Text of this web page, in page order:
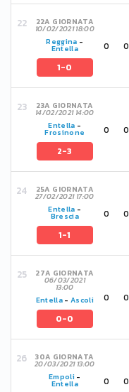
22A GIORNATA
10/02/2021 18:00
Reggina -
Entella
1-0
0 0
23A GIORNATA
14/02/2021 14:00
Entella -
Frosinone
2-3
0 0
25A GIORNATA
27/02/2021 17:00
Entella -
Brescia
1-1
0 0
27A GIORNATA
06/03/2021
13:00
Entella-Ascoli
0-0
0 0
30A GIORNATA
20/03/2021 13:00
Empoli -
Entella 0 0